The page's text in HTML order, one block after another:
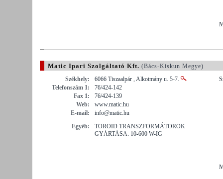
Matic Ipari Szolgáltató Kft. (Bács-Kiskun Megye)
Székhely:
6066 Tiszaalpár , Alkotmány u. 5-7.
Telefonszám 1:
76/424-142
Fax 1:
76/424-139
Web:
www.matic.hu
E-mail:
info@matic.hu
Egyéb:
TOROID TRANSZFORMÁTOROK
GYÁRTÁSA: 10-600 W-IG